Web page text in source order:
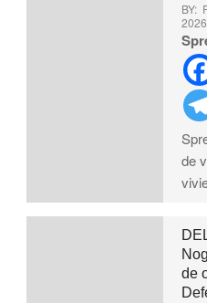
BY:
2026
de
de